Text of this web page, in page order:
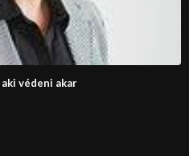
védeni akar